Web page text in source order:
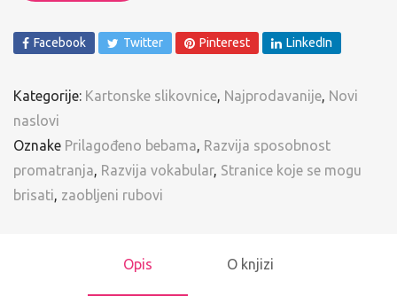
Facebook Twitter Pinterest LinkedIn
Kategorije: Kartonske slikovnice, Najprodavanije, Novi
naslovi
Oznake Prilagođeno bebama, Razvija sposobnost
promatranja, Razvija vokabular, Stranice koje se mogu
brisati, zaobljeni rubovi
Opis O knjizi